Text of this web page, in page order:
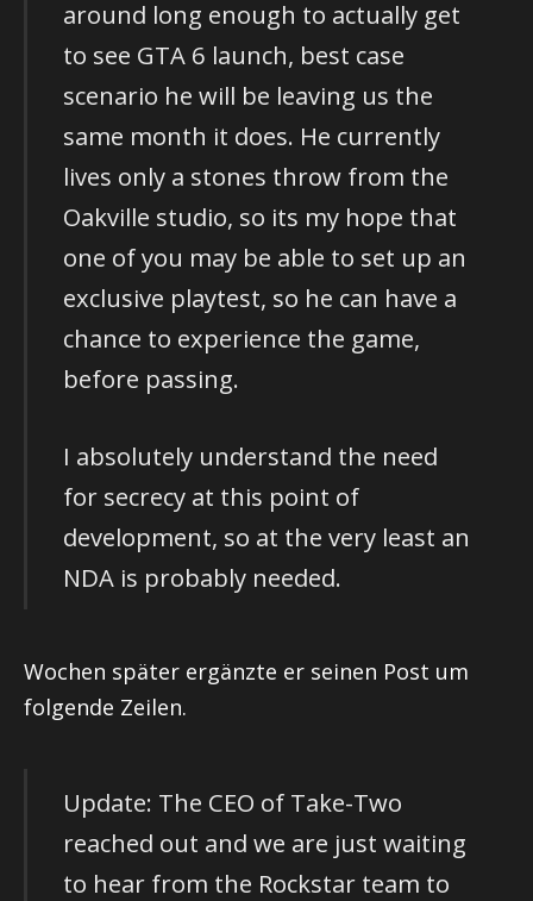
around long enough to actually get
to see GTA 6 launch, best case
scenario he will be leaving us the
same month it does. He currently
lives only a stones throw from the
Oakville studio, so its my hope that
one of you may be able to set up an
exclusive playtest, so he can have a
chance to experience the game,
before passing.
I absolutely understand the need
for secrecy at this point of
development, so at the very least an
NDA is probably needed.
Wochen später ergänzte er seinen Post um
folgende Zeilen.
Update: The CEO of Take-Two
reached out and we are just waiting
to hear from the Rockstar team to